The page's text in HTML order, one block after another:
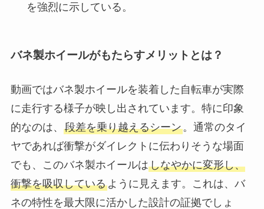
を強烈に示している。
バネ製ホイールがもたらすメリットとは？
動画ではバネ製ホイールを装着した自転車が実際
に走行する様子が映し出されています。特に印象
的なのは、 段差を乗り越えるシーン。通常のタイ
ヤであれば衝撃がダイレクトに伝わりそうな場面
でも、このバネ製ホイールはしなやかに変形し、
衝撃を吸収しているように見えます。これは、バ
ネの特性を最大限に活かした設計の証拠でしょ